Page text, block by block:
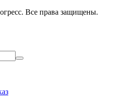
Все права защищены.